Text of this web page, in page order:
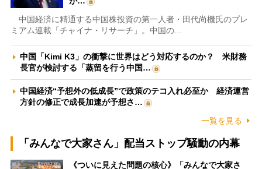
中国経済に精通する中国株投資の第一人者・田代尚機氏のプレ
ミアム連載「チャイナ・リサーチ」。中国の…
中国「Kimi K3」の衝撃に世界はどう対応するのか？ 米財務
長官が検討する「蒸留を行う中国…
中国経済“予想外の低成長”で政策のテコ入れ必至か 経済運営
方針の修正で成長加速が予想さ…
一覧を見る
「みんなで大家さん」配当ストップ騒動の内幕
《ついに見えた問題の核心》「みんなで大家さ